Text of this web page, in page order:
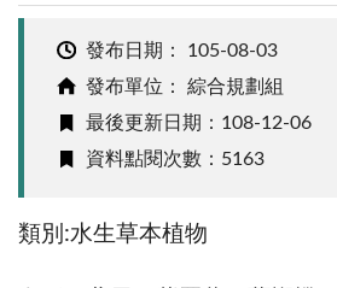
發布日期： 105-08-03
發布單位： 綜合規劃組
最後更新日期：108-12-06
資料點閱次數：5163
類別:水生草本植物